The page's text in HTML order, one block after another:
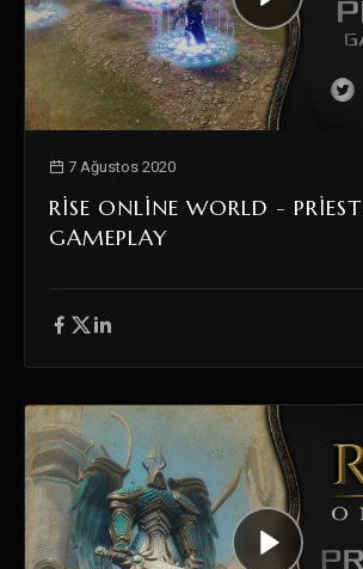
7 Ağustos 2020
RISE ONLINE WORLD - PRIEST
GAMEPLAY